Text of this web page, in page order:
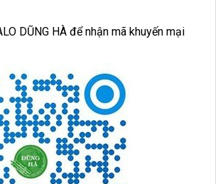
DŨNG HÀ để nhận mã khuyến mại